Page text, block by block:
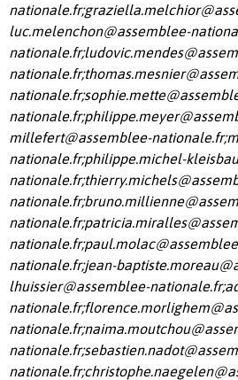
nationale.fr;
luc.melenchon@assemblee-
nationale.fr;
nationale.fr;
nationale.fr;
nationale.fr;
millefert@assemblee-nationale.fr;
nationale.fr;philippe.michel-
nationale.fr;
nationale.fr;
nationale.fr;
nationale.fr;
nationale.fr;jean-
lhuissier@assemblee-nationale.fr;
nationale.fr;
nationale.fr;
nationale.fr;
nationale.fr;